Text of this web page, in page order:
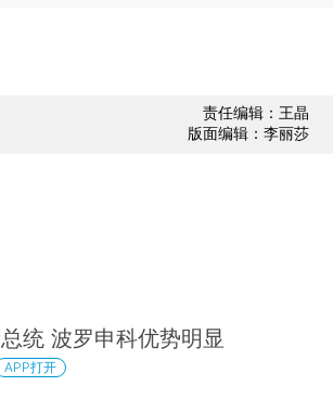
责任编辑：王晶
版面编辑：李丽莎
统 波罗申科优势明显
APP打开